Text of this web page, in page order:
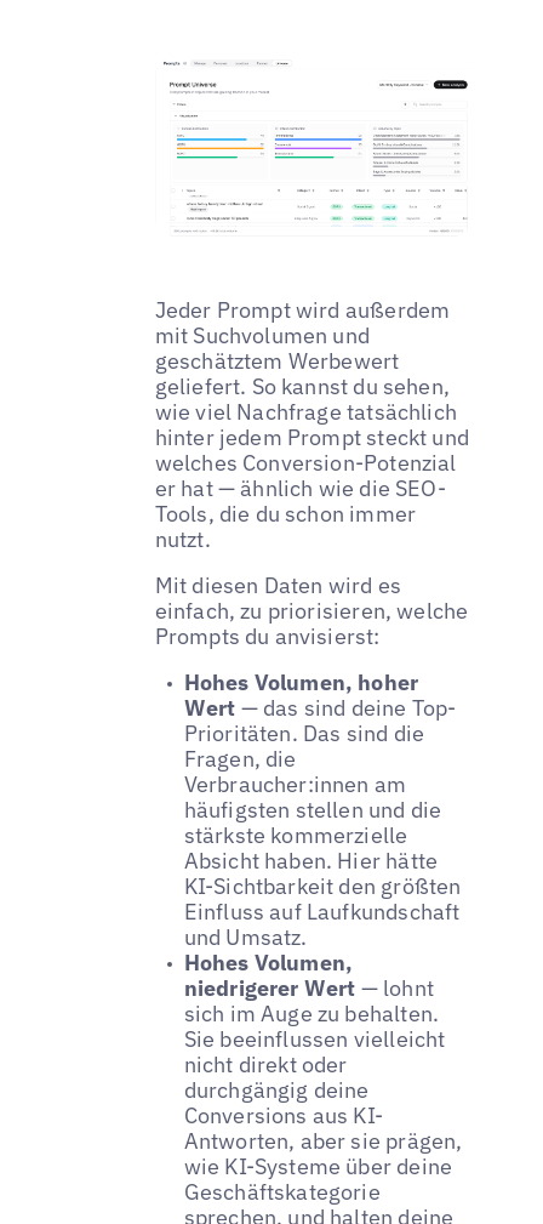
Jeder Prompt wird außerdem
mit Suchvolumen und
geschätztem Werbewert
geliefert. So kannst du sehen,
wie viel Nachfrage tatsächlich
hinter jedem Prompt steckt und
welches Conversion-Potenzial
er hat — ähnlich wie die SEO-
Tools, die du schon immer
nutzt.
Mit diesen Daten wird es
einfach, zu priorisieren, welche
Prompts du anvisierst:
Hohes Volumen, hoher
Wert — das sind deine Top-
Prioritäten. Das sind die
Fragen, die
Verbraucher:innen am
häufigsten stellen und die
stärkste kommerzielle
Absicht haben. Hier hätte
KI-Sichtbarkeit den größten
Einfluss auf Laufkundschaft
und Umsatz.
Hohes Volumen,
niedrigerer Wert — lohnt
sich im Auge zu behalten.
Sie beeinflussen vielleicht
nicht direkt oder
durchgängig deine
Conversions aus KI-
Antworten, aber sie prägen,
wie KI-Systeme über deine
Geschäftskategorie
sprechen, und halten deine